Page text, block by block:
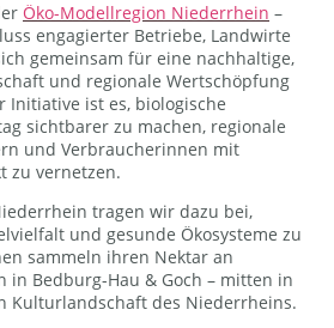
Öko-Modellregion Niederrhein –
engagierter Betriebe, Landwirte
gemeinsam für eine nachhaltige,
und regionale Wertschöpfung
Initiative ist es, biologische
sichtbarer zu machen, regionale
und Verbraucherinnen mit
zu vernetzen.
tragen wir dazu bei,
und gesunde Ökosysteme zu
sammeln ihren Nektar an
in Bedburg-Hau & Goch – mitten in
Kulturlandschaft des Niederrheins.